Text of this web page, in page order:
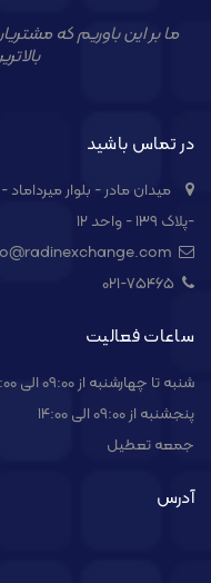
ما بر این باوریم که
در تماس باشید
میدان مادر - بلوار
-پلاک ۱۳۹ - واحد ۱۲
021-۷۵۴۶۵
ساعات فعالیت
شنبه تا چهارشنبه از 09:00 الی 17:00
پنجشنبه از 09:00 الی 14:00
جمعه تعطیل
آدرس